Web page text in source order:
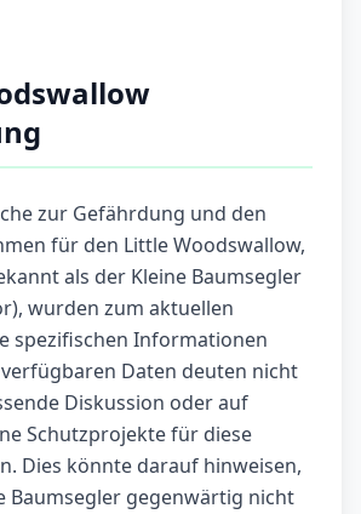
zur Gefährdung und den
für den Little Woodswallow,
als der Kleine Baumsegler
wurden zum aktuellen
spezifischen Informationen
Daten deuten nicht
Diskussion oder auf
Schutzprojekte für diese
Dies könnte darauf hinweisen,
Baumsegler gegenwärtig nicht